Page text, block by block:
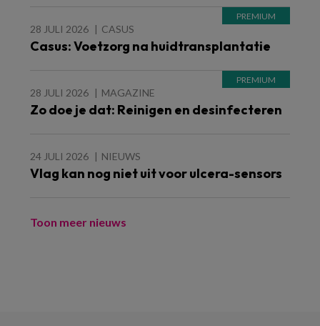
28 JULI 2026 CASUS
Casus: Voetzorg na huidtransplantatie
28 JULI 2026 MAGAZINE
Zo doe je dat: Reinigen en desinfecteren
24 JULI 2026 NIEUWS
Vlag kan nog niet uit voor ulcera-sensors
Toon meer nieuws